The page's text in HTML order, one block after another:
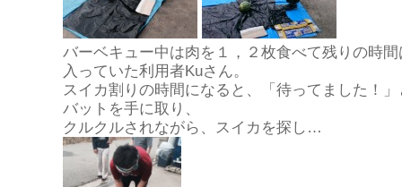
バーベキュー中は肉を１，２枚食べて残りの時
入っていた利用者Kuさん。
スイカ割りの時間になると、「待ってました！
バットを手に取り、
クルクルされながら、スイカを探し…